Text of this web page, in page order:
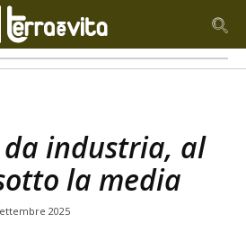
industria, al
la media
2025